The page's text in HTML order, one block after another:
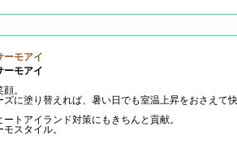
ーモアイ
ーモアイ
。
に塗り替えれば、暑い日でも室温上昇をおさえて快
トアイランド対策にもきちんと貢献。
スタイル。